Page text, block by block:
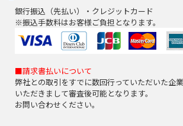
銀行振込（先払い）・クレジットカード
※振込手数料はお客様ご負担となります。
■請求書払いについて
弊社との取引をすでに数回行っていただいた企
いただきまして審査後可能となります。
お問い合わせください。